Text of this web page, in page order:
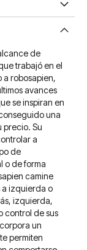
de
trabajó en el
a robosapien,
avances
se inspiran en
una
precio. Su
a
de
o de forma
camine
a izquierda o
izquierda,
control de sus
un
permiten